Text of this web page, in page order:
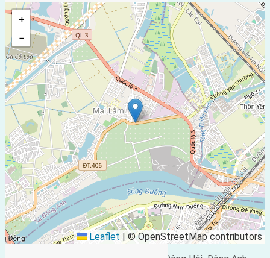
+
−
Leaflet | © OpenStreetMap contributors